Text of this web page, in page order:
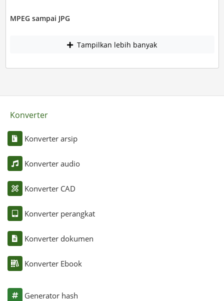
MPEG sampai JPG
Tampilkan lebih banyak
Konverter
Konverter arsip
Konverter audio
Konverter CAD
Konverter perangkat
Konverter dokumen
Konverter Ebook
Generator hash